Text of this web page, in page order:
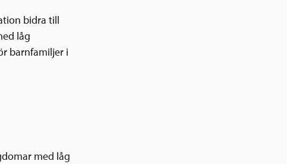
bidra till
låg
barnfamiljer i
med låg